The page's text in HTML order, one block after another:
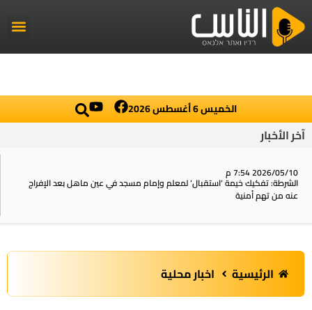
الخميس 6 أغسطس 2026
آخر الأخبار
2026/05/10 7:54 م
الشرطة: تفكيك خيمة ‘استقبال‘ لمعلم وإمام مسجد في عين ماهل بعد الإفراج
عنه من تهم أمنية
الرئيسية اخبار محلية